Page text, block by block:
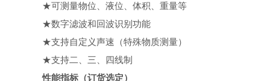
★可测量物位、液位、体积、重量等
★数字滤波和回波识别功能
★支持自定义声速（特殊物质测量）
★支持二、三、四线制
性能指标 （订货选定）